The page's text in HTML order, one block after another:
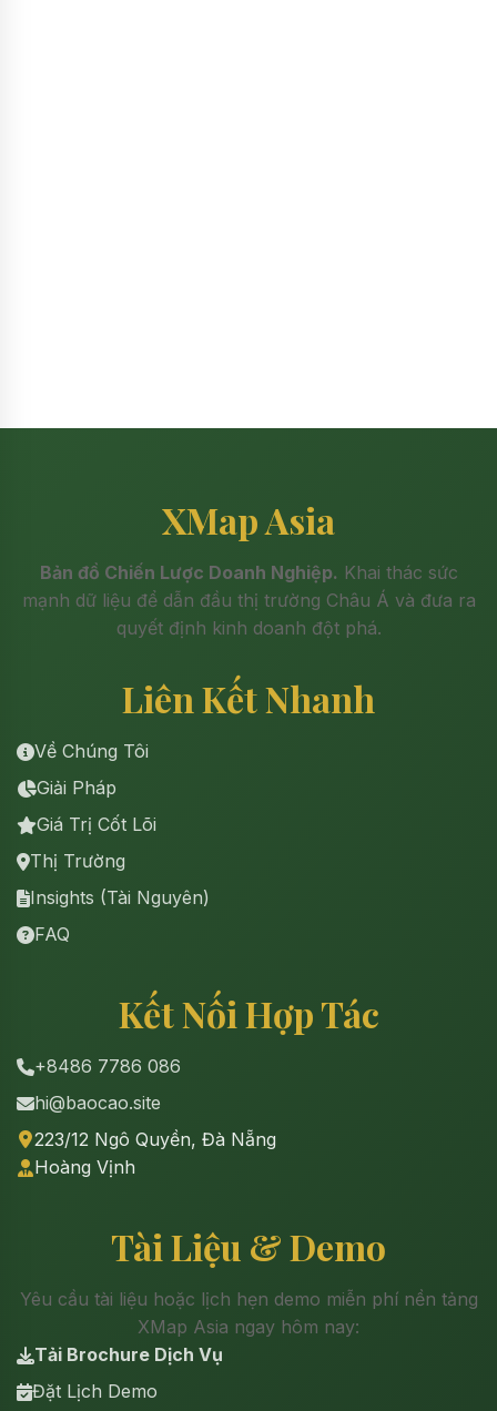
XMap Asia
Bản đồ Chiến Lược Doanh Nghiệp. Khai thác sức
mạnh dữ liệu để dẫn đầu thị trường Châu Á và đưa ra
quyết định kinh doanh đột phá.
Liên Kết Nhanh
Về Chúng Tôi
Giải Pháp
Giá Trị Cốt Lõi
Thị Trường
Insights (Tài Nguyên)
FAQ
Kết Nối Hợp Tác
+8486 7786 086
hi@baocao.site
223/12 Ngô Quyền, Đà Nẵng
Hoàng Vịnh
Tài Liệu & Demo
Yêu cầu tài liệu hoặc lịch hẹn demo miễn phí nền tảng
XMap Asia ngay hôm nay:
Tải Brochure Dịch Vụ
Đặt Lịch Demo